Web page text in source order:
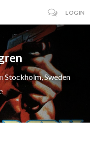
LOGIN
Stockholm, Sweden